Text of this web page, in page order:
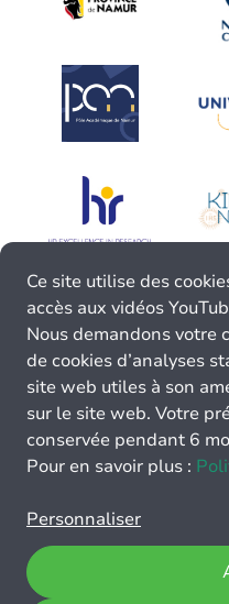
Ce site utilise des
accès aux vidéos
Nous demandons votre
de cookies d’analyses
site web utiles à son
sur le site web. Votre
conservée pendant 6
Pour en savoir plus :
Personnaliser